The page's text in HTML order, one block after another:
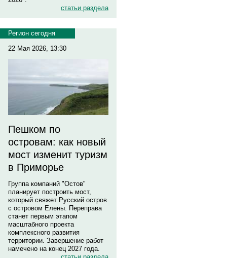
статьи раздела
Регион сегодня
22 Мая 2026, 13:30
Пешком по
островам: как новый
мост изменит туризм
в Приморье
Группа компаний "Остов"
планирует построить мост,
который свяжет Русский остров
с островом Елены. Переправа
станет первым этапом
масштабного проекта
комплексного развития
территории. Завершение работ
намечено на конец 2027 года.